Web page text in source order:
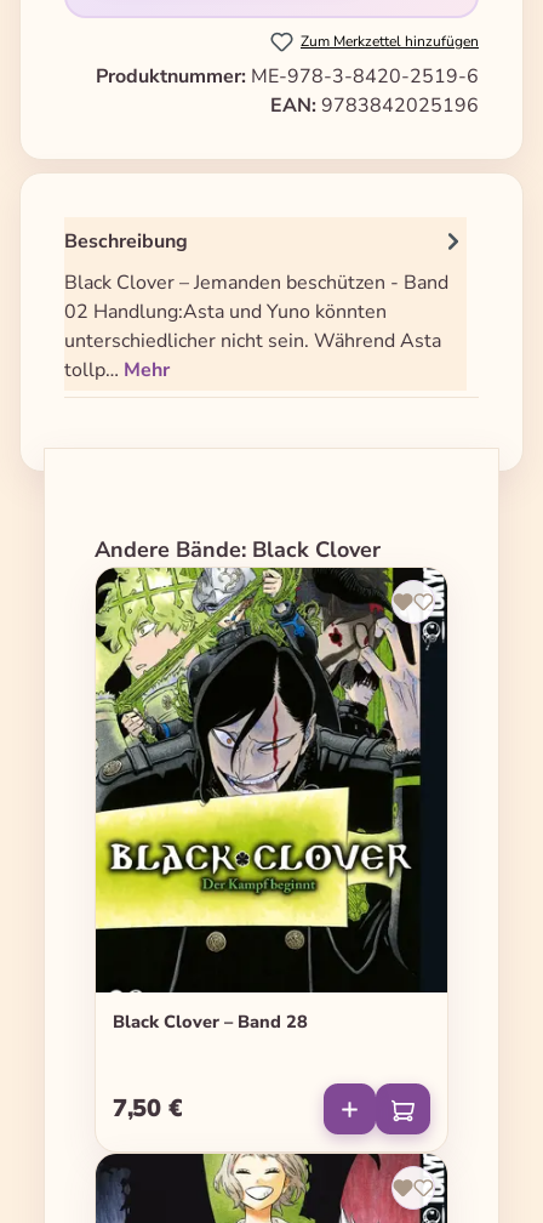
Zum Merkzettel hinzufügen
Produktnummer: ME-978-3-8420-2519-6
EAN: 9783842025196
Beschreibung
Black Clover – Jemanden beschützen - Band
02 Handlung:Asta und Yuno könnten
unterschiedlicher nicht sein. Während Asta
tollp… Mehr
Produktgalerie überspringen
Andere Bände: Black Clover
Black Clover – Band 28
Regulärer Preis:
7,50 €